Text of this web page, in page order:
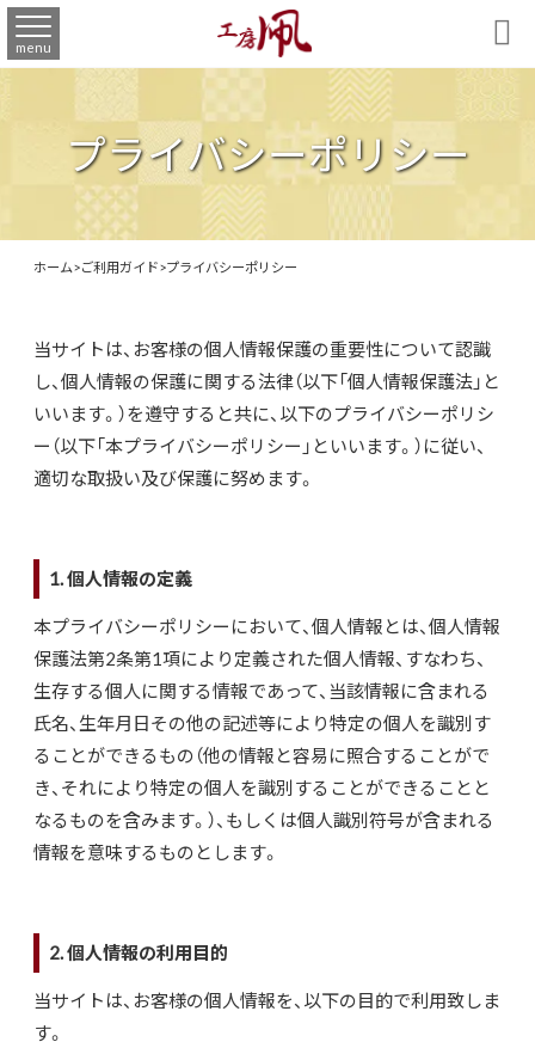
menu 
プライバシーポリシー
ホーム>ご利用ガイド>プライバシーポリシー
当サイトは、お客様の個人情報保護の重要性について認識
し、個人情報の保護に関する法律（以下「個人情報保護法」と
いいます。）を遵守すると共に、以下のプライバシーポリシ
ー（以下「本プライバシーポリシー」といいます。）に従い、
適切な取扱い及び保護に努めます。
1. 個人情報の定義
本プライバシーポリシーにおいて、個人情報とは、個人情報
保護法第2条第1項により定義された個人情報、すなわち、
生存する個人に関する情報であって、当該情報に含まれる
氏名、生年月日その他の記述等により特定の個人を識別す
ることができるもの（他の情報と容易に照合することがで
き、それにより特定の個人を識別することができることと
なるものを含みます。）、もしくは個人識別符号が含まれる
情報を意味するものとします。
2. 個人情報の利用目的
当サイトは、お客様の個人情報を、以下の目的で利用致しま
す。